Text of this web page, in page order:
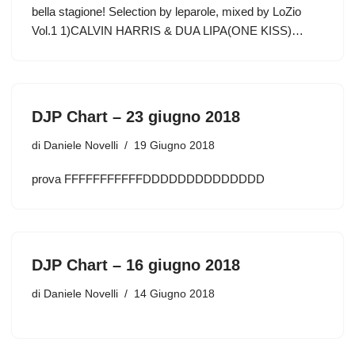
bella stagione! Selection by leparole, mixed by LoZio
Vol.1 1)CALVIN HARRIS & DUA LIPA(ONE KISS)…
DJP Chart – 23 giugno 2018
di Daniele Novelli 19 Giugno 2018
prova FFFFFFFFFFFDDDDDDDDDDDDDD
DJP Chart – 16 giugno 2018
di Daniele Novelli 14 Giugno 2018